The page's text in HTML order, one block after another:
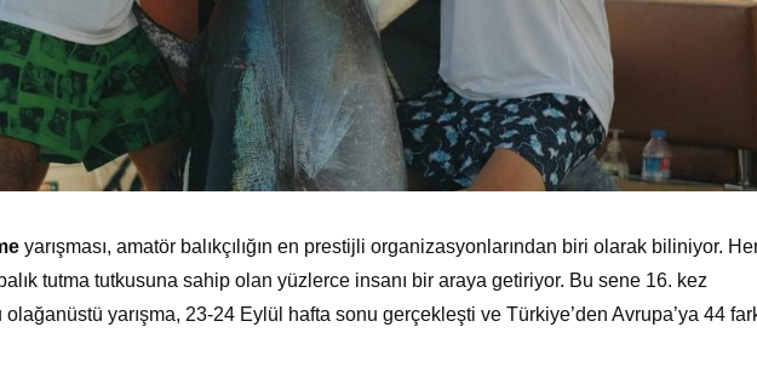
yarışması, amatör balıkçılığın en prestijli organizasyonlarından biri olarak biliniyor.
tutma tutkusuna sahip olan yüzlerce insanı bir araya getiriyor. Bu sene 16. kez
yarışma, 23-24 Eylül hafta sonu gerçekleşti ve Türkiye’den Avrupa’ya 44